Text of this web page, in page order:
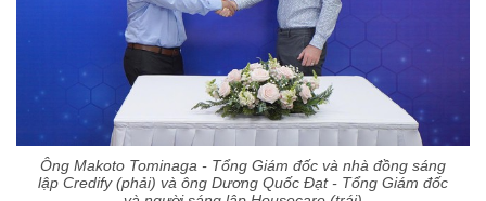
Ông Makoto Tominaga - Tổng Giám đốc và nhà đồng sáng
lập Credify (phải) và ông Dương Quốc Đạt - Tổng Giám đốc